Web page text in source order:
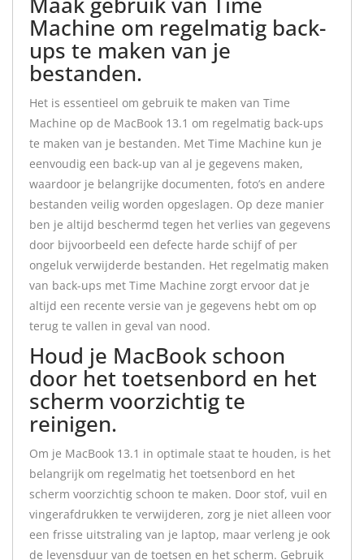
Machine om regelmatig back-
ups te maken van je
bestanden.
Het is essentieel om gebruik te maken van Time
Machine op de MacBook 13.1 om regelmatig back-ups
te maken van je bestanden. Met Time Machine kun je
eenvoudig een back-up van al je gegevens maken,
waardoor je belangrijke documenten, foto’s en andere
bestanden veilig worden opgeslagen. Op deze manier
ben je altijd beschermd tegen het verlies van gegevens
door bijvoorbeeld een defecte harde schijf of per
ongeluk verwijderde bestanden. Het regelmatig maken
van back-ups met Time Machine zorgt ervoor dat je
altijd een recente versie van je gegevens hebt om op
terug te vallen in geval van nood.
Houd je MacBook schoon
door het toetsenbord en het
scherm voorzichtig te
reinigen.
Om je MacBook 13.1 in optimale staat te houden, is het
belangrijk om regelmatig het toetsenbord en het
scherm voorzichtig schoon te maken. Door stof, vuil en
vingerafdrukken te verwijderen, zorg je niet alleen voor
een frisse uitstraling van je laptop, maar verleng je ook
de levensduur van de toetsen en het scherm. Gebruik